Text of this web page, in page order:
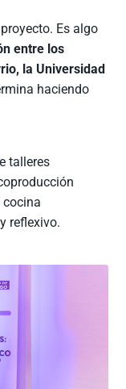
Es algo
entre los
la Universidad
haciendo
talleres
cocina
reflexivo.